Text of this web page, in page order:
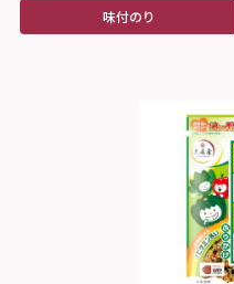
味付のり